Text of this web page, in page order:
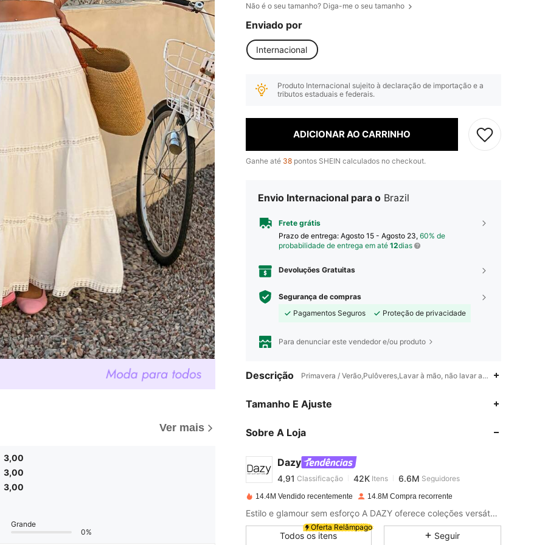
Ver mais
3,00
3,00
3,00
Grande
0%
Não é o seu tamanho? Diga-me o seu tamanho
Enviado por
Internacional
Produto Internacional sujeito à declaração de importação e a
tributos estaduais e federais.
ADICIONAR AO CARRINHO
Ganhe até 38 pontos SHEIN calculados no checkout.
Envio Internacional para o Brazil
Frete grátis
Prazo de entrega: Agosto 15 - Agosto 23, 60% de
probabilidade de entrega em até 12dias
Devoluções Gratuitas
Segurança de compras
Pagamentos Seguros
Proteção de privacidade
Para denunciar este vendedor e/ou produto
Descrição Primavera / Verão,Pulôveres,Lavar à mão, não lavar a seco
Tamanho E Ajuste
Sobre A Loja
Dazy
4,91
4,91
Classificação 42K
p***8pago 1 horas atrás
4,91 42K 6.6M
14.4M Vendido recentemente 14.8M Compra recorrente
Estilo e glamour sem esforço A DAZY oferece coleções versáteis, acessíveis e sempre com muito estilo para que você possa construir o guarda-roupas dos sonhos. Vista e expresse a sua confiança como quiser!
Oferta Relâmpago
Todos os itens Seguir